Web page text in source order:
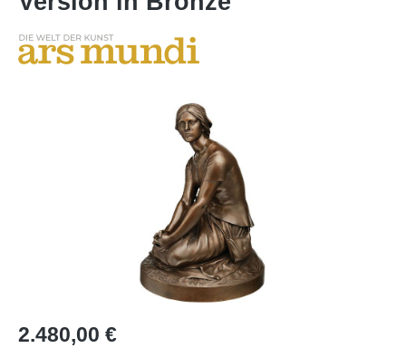
Bildergalerie überspringen
2.480,00 €